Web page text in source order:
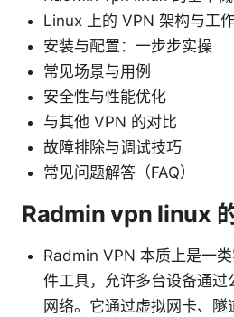
Linux 上的 VPN 架构与工
安装与配置：一步步实操
常见场景与用例
安全性与性能优化
与其他 VPN 的对比
故障排除与调试技巧
常见问题解答（FAQ）
Radmin vpn linux
Radmin VPN 本质上是一
件工具，允许多台设备通过
网络。它通过虚拟网卡、